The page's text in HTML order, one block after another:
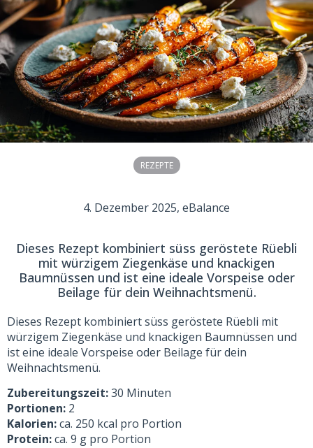
REZEPTE
4. Dezember 2025, eBalance
Dieses Rezept kombiniert süss geröstete Rüebli
mit würzigem Ziegenkäse und knackigen
Baumnüssen und ist eine ideale Vorspeise oder
Beilage für dein Weihnachtsmenü.
Dieses Rezept kombiniert süss geröstete Rüebli mit
würzigem Ziegenkäse und knackigen Baumnüssen und
ist eine ideale Vorspeise oder Beilage für dein
Weihnachtsmenü.
Zubereitungszeit:30 Minuten
Portionen: 2
Kalorien:ca. 250 kcal pro Portion
Protein:ca. 9 g pro Portion